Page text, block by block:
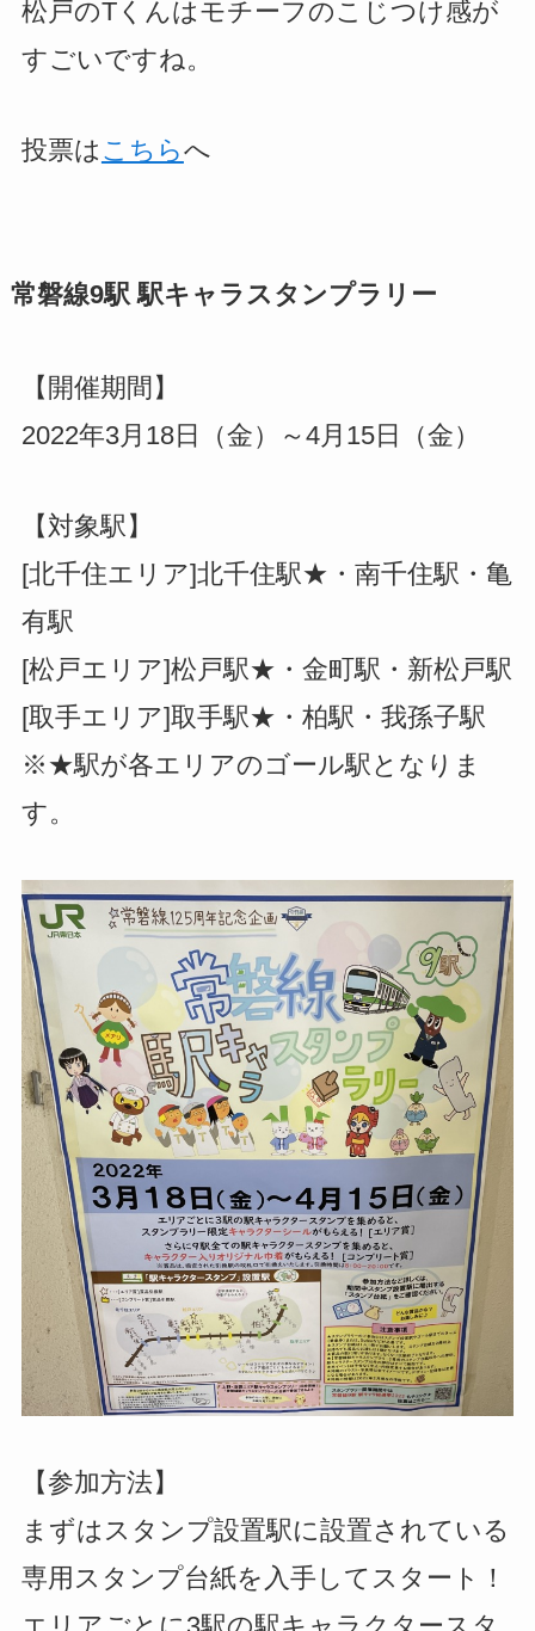
松戸のTくんはモチーフのこじつけ感が
すごいですね。
投票は こちらへ
常磐線9駅 駅キャラスタンプラリー
【開催期間】
2022年3月18日（金）～4月15日（金）
【対象駅】
[北千住エリア]北千住駅★・南千住駅・亀
有駅
[松戸エリア]松戸駅★・金町駅・新松戸駅
[取手エリア]取手駅★・柏駅・我孫子駅
※★駅が各エリアのゴール駅となりま
す。
【参加方法】
まずはスタンプ設置駅に設置されている
専用スタンプ台紙を入手してスタート！